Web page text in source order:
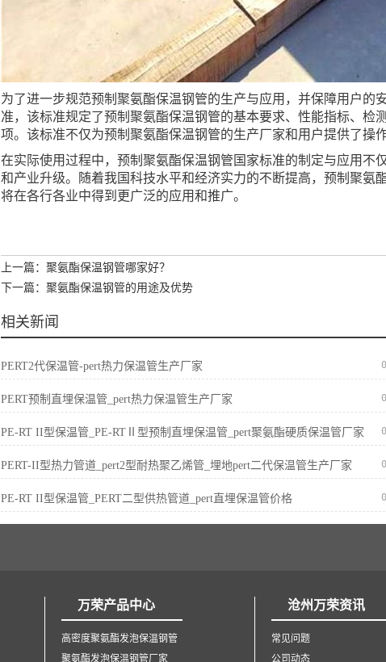
为了进一步规范预制聚氨酯保温钢管的生产与应用，并保障用户的
准，该标准规定了预制聚氨酯保温钢管的基本要求、性能指标、
项。该标准不仅为预制聚氨酯保温钢管的生产厂家和用户提供了操
在实际使用过程中，预制聚氨酯保温钢管国家标准的制定与应用
和产业升级。随着我国科技水平和经济实力的不断提高，预制聚
将在各行各业中得到更广泛的应用和推广。
上一篇：聚氨酯保温钢管哪家好？
下一篇：聚氨酯保温钢管的用途及优势
相关新闻
PERT2代保温管-pert热力保温管生产厂家
PERT预制直埋保温管_pert热力保温管生产厂家
PE-RT II型保温管_PE-RTⅡ型预制直埋保温管_pert聚氨酯硬质保温管厂家
PERT-II型热力管道_pert2型耐热聚乙烯管_埋地pert二代保温管生产厂家
PE-RT II型保温管_PERT二型供热管道_pert直埋保温管价格
万荣产品中心
高密度聚氨酯发泡保温钢管
聚氨酯发泡保温钢管厂家
沧州万荣资讯
常见问题
公司动态